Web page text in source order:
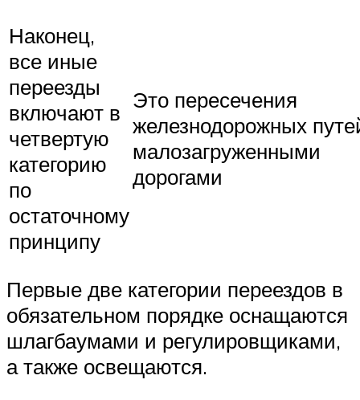
Наконец,
все иные
переезды
включают в
четвертую
категорию
по
остаточному
принципу
Это пересечения
железнодорожных
малозагруженными
дорогами
Первые две категории переездов в
обязательном порядке оснащаются
шлагбаумами и регулировщиками,
а также освещаются.